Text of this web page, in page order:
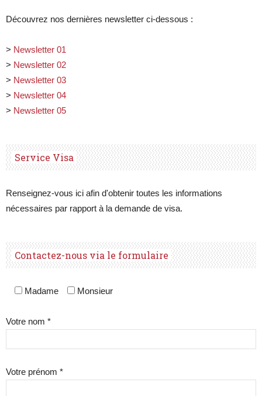
Découvrez nos dernières newsletter ci-dessous :
> Newsletter 01
> Newsletter 02
> Newsletter 03
> Newsletter 04
> Newsletter 05
Service Visa
Renseignez-vous ici afin d'obtenir toutes les informations
nécessaires par rapport à la demande de visa.
Contactez-nous via le formulaire
Madame Monsieur
Votre nom *
Votre prénom *